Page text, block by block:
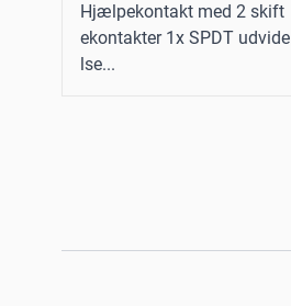
Hjælpekontakt med 2 skift
ekontakter 1x SPDT udvide
lse...